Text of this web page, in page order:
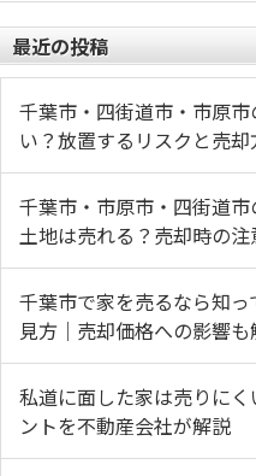
最近の投稿
千葉市・四街道市・市原
い？放置するリスクと売
千葉市・市原市・四街道
土地は売れる？売却時の
千葉市で家を売るなら知
見方｜売却価格への影響も
私道に面した家は売りに
ントを不動産会社が解説